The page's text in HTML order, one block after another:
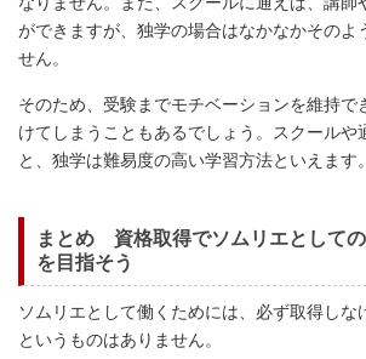
ができますが、独学の場合はなかなかそのよ
せん。
そのため、受験までモチベーションを維持で
けてしまうこともあるでしょう。スクールや
と、独学は難易度の高い学習方法といえます。
まとめ 資格取得でソムリエとして
を目指そう
ソムリエとして働くためには、必ず取得しな
というものはありません。